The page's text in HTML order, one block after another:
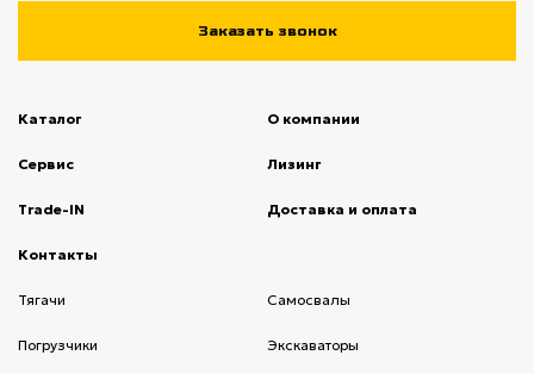
Заказать звонок
Каталог О компании
Сервис Лизинг(current)
Trade-IN Доставка и оплата
Контакты
Тягачи Cамосвалы
Погрузчики Экскаваторы